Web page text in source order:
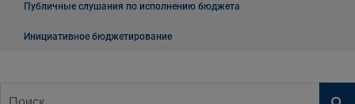
Публичные слушания по исполнению бюджета
Инициативное бюджетирование